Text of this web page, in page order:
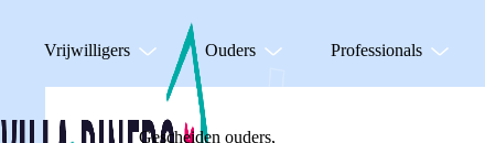
Vrijwilligers Ouders Professionals
Gescheiden ouders,